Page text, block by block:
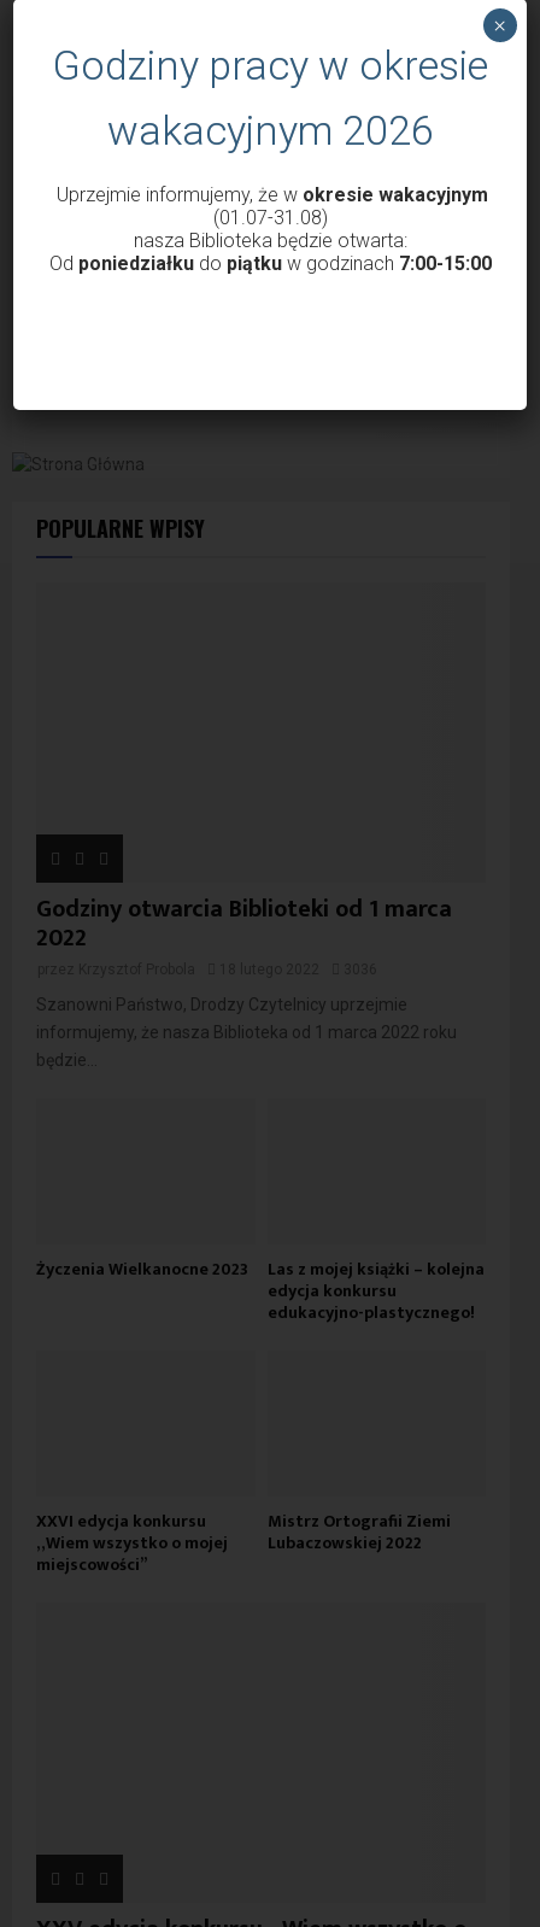
POPULARNE WPISY
Godziny otwarcia Biblioteki od 1 marca
2022
Szanowni Państwo, Drodzy Czytelnicy uprzejmie
informujemy, że nasza Biblioteka od 1 marca 2022 roku
będzie...
Życzenia Wielkanocne 2023 Las z mojej książki – kolejna
edycja konkursu
edukacyjno-plastycznego!
XXVI edycja konkursu
„Wiem wszystko o mojej
miejscowości”
Mistrz Ortografii Ziemi
Lubaczowskiej 2022
Godziny pracy w okresie
wakacyjnym 2026
Uprzejmie informujemy, że w okresie wakacyjnym
(01.07-31.08)
nasza Biblioteka będzie otwarta:
Od poniedziałkudo piątkuw godzinach 7:00-15:00
×